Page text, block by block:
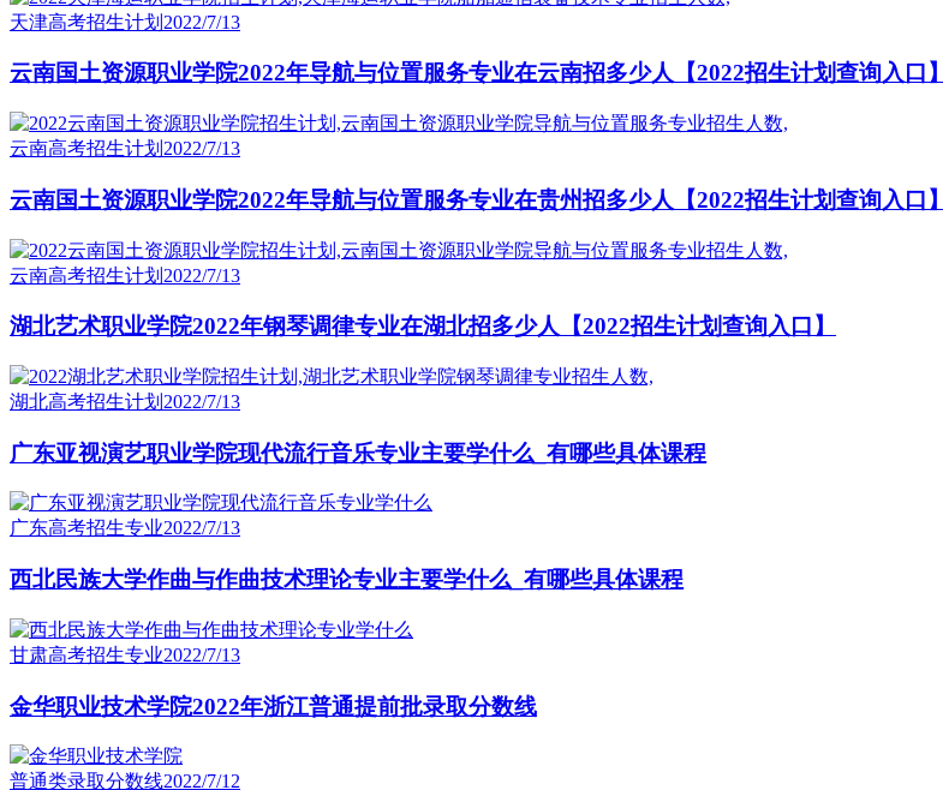
天津高考招生计划 2022/7/13
云南国土资源职业学院2022年导航与位置服务专业在云南招多少人【2022招生计划查询入口】
云南高考招生计划 2022/7/13
云南国土资源职业学院2022年导航与位置服务专业在贵州招多少人【2022招生计划查询入口】
云南高考招生计划 2022/7/13
湖北艺术职业学院2022年钢琴调律专业在湖北招多少人【2022招生计划查询入口】
湖北高考招生计划 2022/7/13
广东亚视演艺职业学院现代流行音乐专业主要学什么_有哪些具体课程
广东高考招生专业2022/7/13
西北民族大学作曲与作曲技术理论专业主要学什么_有哪些具体课程
甘肃高考招生专业2022/7/13
金华职业技术学院2022年浙江普通提前批录取分数线
普通类录取分数线2022/7/12